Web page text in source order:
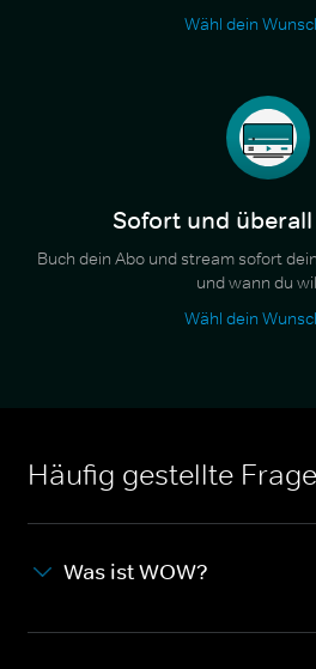
Wähl dein
Sofort und
Buch dein Abo und stream sofort
und wann du
Wähl dein
Häufig gestellte
Was ist WOW?